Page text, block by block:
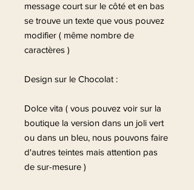
message court sur le côté et en bas
se trouve un texte que vous pouvez
modifier ( même nombre de
caractères )
Design sur le Chocolat :
Dolce vita ( vous pouvez voir sur la
boutique la version dans un joli vert
ou dans un bleu, nous pouvons faire
d'autres teintes mais attention pas
de sur-mesure )